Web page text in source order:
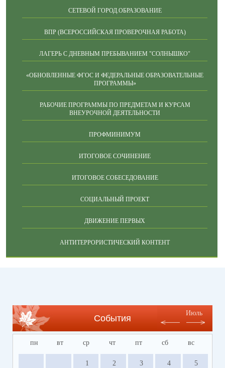
СЕТЕВОЙ ГОРОД.ОБРАЗОВАНИЕ
ВПР (ВСЕРОССИЙСКАЯ ПРОВЕРОЧНАЯ РАБОТА)
ЛАГЕРЬ С ДНЕВНЫМ ПРЕБЫВАНИЕМ "СОЛНЫШКО"
«ОБНОВЛЕННЫЕ ФГОС И ФЕДЕРАЛЬНЫЕ ОБРАЗОВАТЕЛЬНЫЕ
ПРОГРАММЫ»
РАБОЧИЕ ПРОГРАММЫ ПО ПРЕДМЕТАМ И КУРСАМ
ВНЕУРОЧНОЙ ДЕЯТЕЛЬНОСТИ
ПРОФМИНИМУМ
ИТОГОВОЕ СОЧИНЕНИЕ
ИТОГОВОЕ СОБЕСЕДОВАНИЕ
СОЦИАЛЬНЫЙ ПРОЕКТ
ДВИЖЕНИЕ ПЕРВЫХ
АНТИТЕРРОРИСТИЧЕСКИЙ КОНТЕНТ
События
Июль
пн вт ср чт пт сб вс
1 2 3 4 5